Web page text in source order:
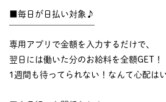
■毎日が日払い対象♪
専用アプリで金額を入力するだけで、
翌日には働いた分のお給料を全額GET！
1週間も待ってられない！なんて心配は